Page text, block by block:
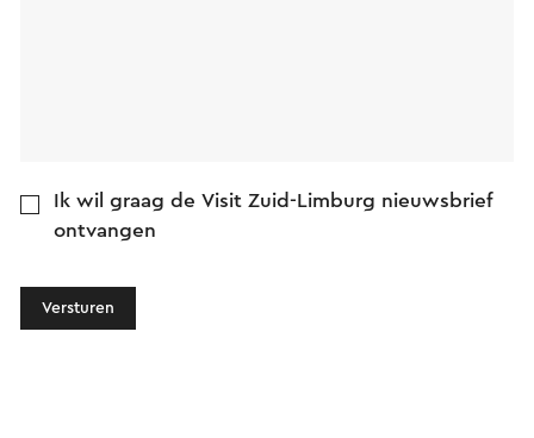
Ik wil graag de Visit Zuid-Limburg nieuwsbrief
ontvangen
Versturen